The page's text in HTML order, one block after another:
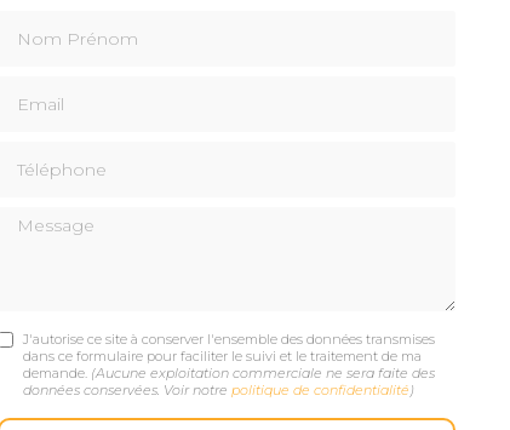
Message
J'autorise ce site à conserver l'ensemble des données transmises
dans ce formulaire pour faciliter le suivi et le traitement de ma
demande. (Aucune exploitation commerciale ne sera faite des
données conservées. Voir notre politique de confidentialité )